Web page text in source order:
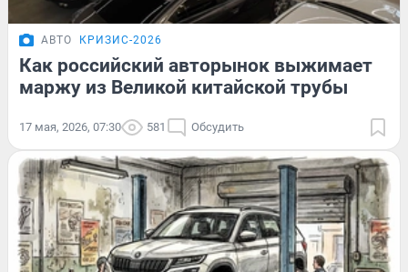
АВТО КРИЗИС-2026
Как российский авторынок выжимает
маржу из Великой китайской трубы
17 мая, 2026, 07:30 581 Обсудить